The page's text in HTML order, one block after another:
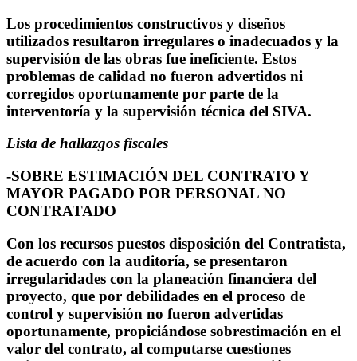
Los procedimientos constructivos y diseños
utilizados resultaron irregulares o inadecuados y la
supervisión de las obras fue ineficiente. Estos
problemas de calidad no fueron advertidos ni
corregidos oportunamente por parte de la
interventoría y la supervisión técnica del SIVA.
Lista de hallazgos fiscales
-SOBRE ESTIMACIÓN DEL CONTRATO Y
MAYOR PAGADO POR PERSONAL NO
CONTRATADO
Con los recursos puestos disposición del Contratista,
de acuerdo con la auditoría, se presentaron
irregularidades con la planeación financiera del
proyecto, que por debilidades en el proceso de
control y supervisión no fueron advertidas
oportunamente, propiciándose sobrestimación en el
valor del contrato, al computarse cuestiones